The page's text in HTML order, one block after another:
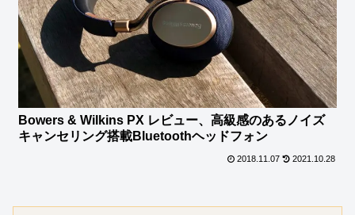
Bowers & Wilkins PX レビュー、高級感のあるノイズ
キャンセリング搭載Bluetoothヘッドフォン
2018.11.07 2021.10.28